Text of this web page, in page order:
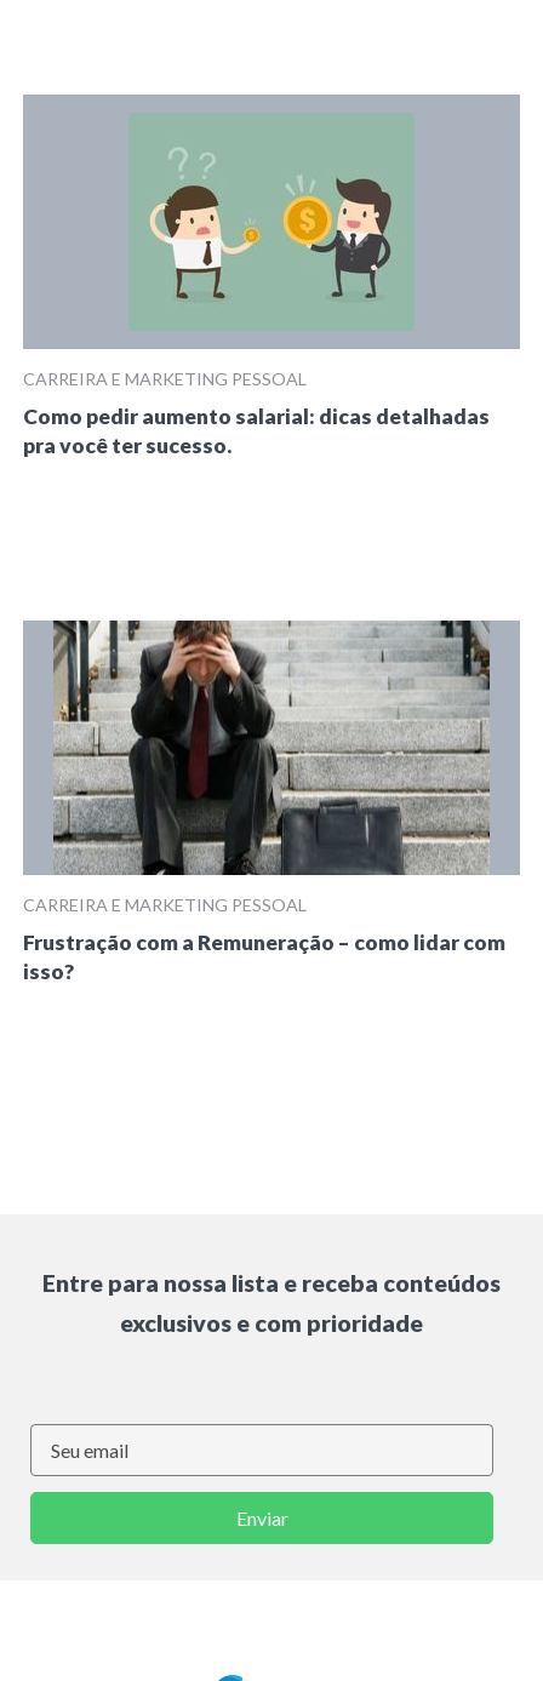
CARREIRA E MARKETING PESSOAL
Como pedir aumento salarial: dicas detalhadas
pra você ter sucesso.
CARREIRA E MARKETING PESSOAL
Frustração com a Remuneração – como lidar com
isso?
Entre para nossa lista e receba conteúdos
exclusivos e com prioridade
Enviar